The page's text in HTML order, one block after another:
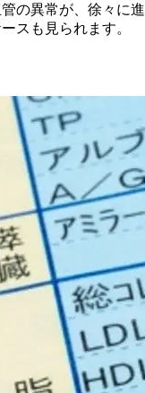
の異常が、徐々に進
スも見られます。